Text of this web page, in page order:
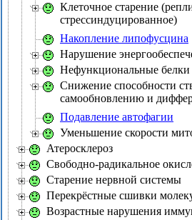
Клеточное старение
стрессиндуцированное)
Накопление липофусцина
Нарушение
Нефункциональные белки
Снижение способности
самообновлению и
Подавление автофагии
Уменьшение скорости
Атеросклероз
Свободно-радикальное
Старение нервной системы
Перекрёстные сшивки
Возрастные нарушения